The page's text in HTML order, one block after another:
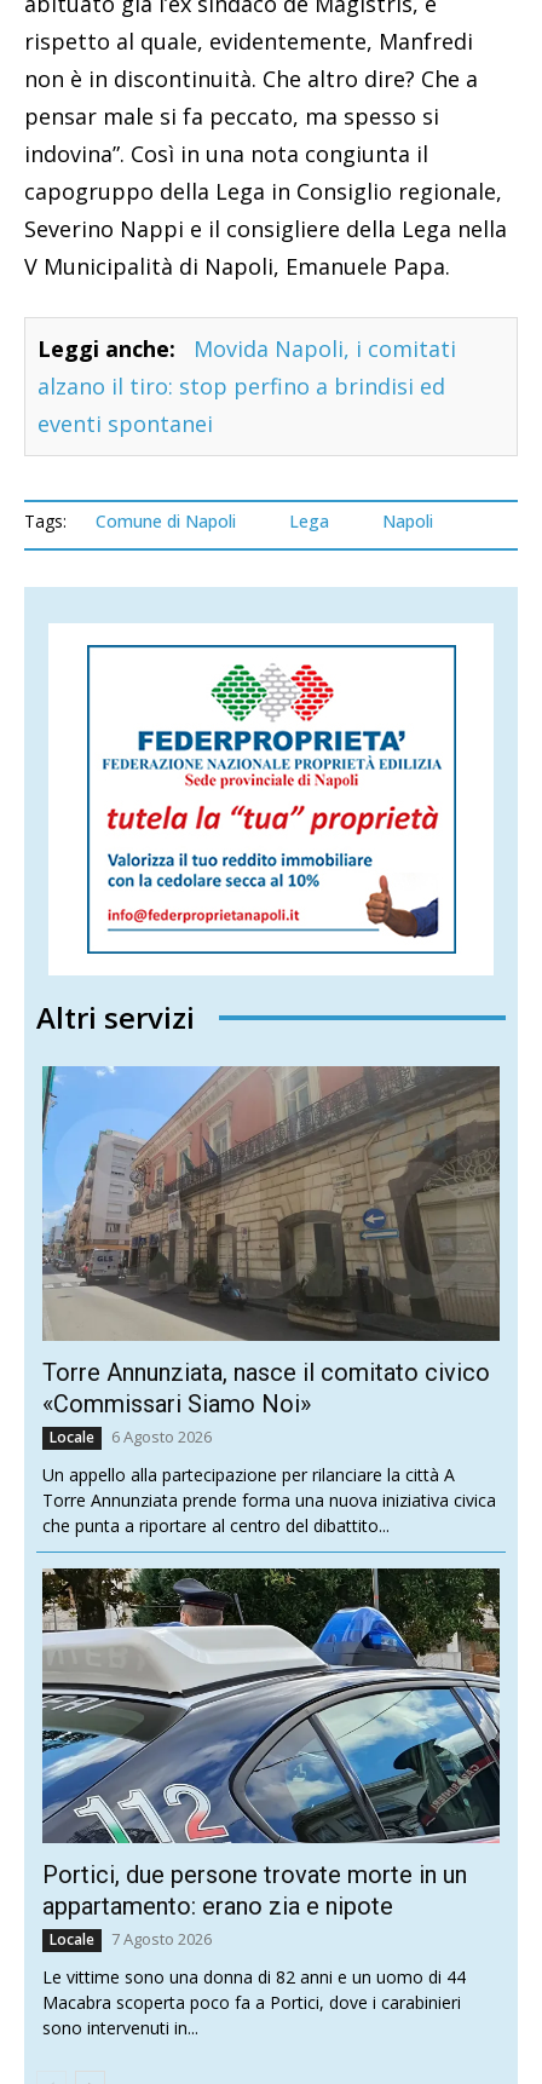
rispetto al quale, evidentemente, Manfredi
non è in discontinuità. Che altro dire? Che a
pensar male si fa peccato, ma spesso si
indovina”. Così in una nota congiunta il
capogruppo della Lega in Consiglio regionale,
Severino Nappi e il consigliere della Lega nella
V Municipalità di Napoli, Emanuele Papa.
Leggi anche:
Movida Napoli, i comitati
alzano il tiro: stop perfino a brindisi ed
eventi spontanei
Tags: Comune di Napoli Lega Napoli
Altri servizi
Torre Annunziata, nasce il comitato civico
«Commissari Siamo Noi»
Locale 6 Agosto 2026
Un appello alla partecipazione per rilanciare la città A
Torre Annunziata prende forma una nuova iniziativa civica
che punta a riportare al centro del dibattito...
Portici, due persone trovate morte in un
appartamento: erano zia e nipote
Locale 7 Agosto 2026
Le vittime sono una donna di 82 anni e un uomo di 44
Macabra scoperta poco fa a Portici, dove i carabinieri
sono intervenuti in...